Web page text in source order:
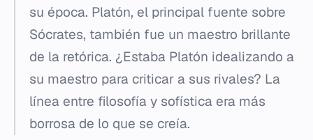
su época. Platón, el principal fuente sobre
Sócrates, también fue un maestro brillante
de la retórica. ¿Estaba Platón idealizando a
su maestro para criticar a sus rivales? La
línea entre filosofía y sofística era más
borrosa de lo que se creía.